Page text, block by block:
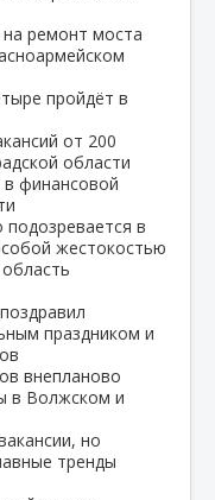
ремонт моста
пройдёт в
от 200
области
финансовой
в
жестокостью
праздником и
внепланово
в Волжском и
но
тренды